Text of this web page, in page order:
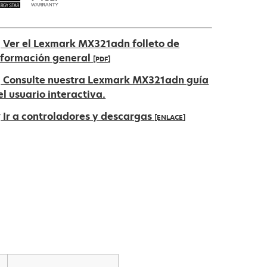
Ver el Lexmark MX321adn folleto de
general [PDF]
Consulte nuestra Lexmark MX321adn guía
usuario interactiva.
Ir a controladores y descargas [ENLACE]